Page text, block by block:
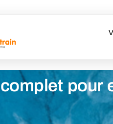
pour